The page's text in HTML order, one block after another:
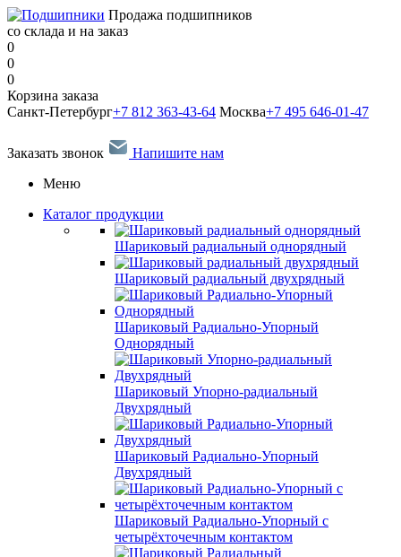
Продажа подшипников
со склада и на заказ
0
0
0
Корзина заказа
Санкт-Петербург+7 812 363-43-64 Москва+7 495 646-01-47
Заказать звонок
Напишите нам
Меню
Каталог продукции
Шариковый радиальный однорядный
Шариковый радиальный двухрядный
Шариковый Радиально-Упорный
Однорядный
Шариковый Упорно-радиальный
Двухрядный
Шариковый Радиально-Упорный
Двухрядный
Шариковый Радиально-Упорный с
четырёхточечным контактом